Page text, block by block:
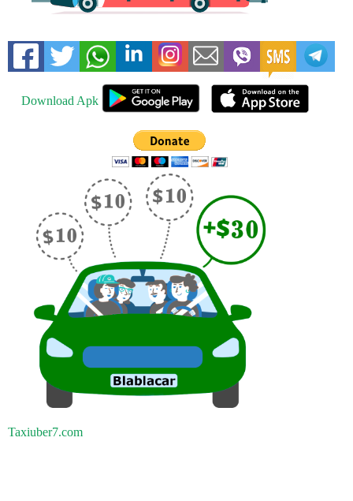
Download Apk
Taxiuber7.com